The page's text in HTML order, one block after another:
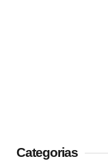
Categorias